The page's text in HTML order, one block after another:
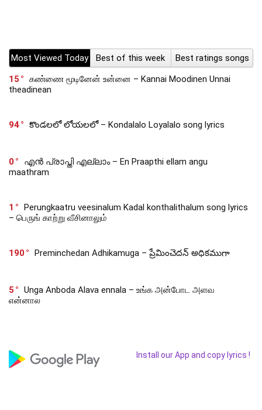
Most Viewed Today Best of this week
Best ratings songs
15
கண்ணை மூடினேன் உன்னை – Kannai Moodinen Unnai
theadinean
94 కొండలలో లోయలలో – Kondalalo Loyalalo song lyrics
0
എൻ പ്രാപ്തി എല്ലാം – En Praapthi ellam angu
maathram
1
Perungkaatru veesinalum Kadal konthalithalum song lyrics
– பெருங் காற்று வீசினாலும்
190 Preminchedan Adhikamuga – ప్రేమించెదన్ అధికముగా
5
Unga Anboda Alava ennala – உங்க அன்போட அளவ
என்னால
Install our App and copy lyrics !